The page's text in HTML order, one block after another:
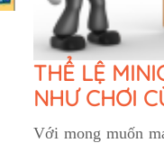
THỂ LỆ
NHƯ CHƠI
Với mong muốn